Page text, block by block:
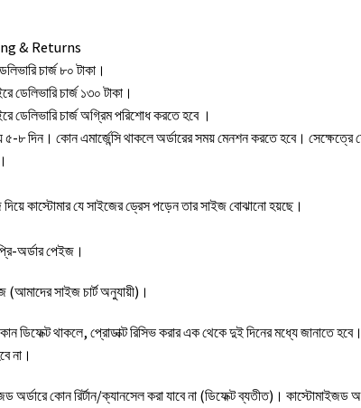
& Returns
চার্জ ৮০ টাকা।
ডেলিভারি চার্জ ১৩০ টাকা।
ডেলিভারি চার্জ অগ্রিম পরিশোধ করতে হবে ।
৫-৮ দিন। কোন এমার্জেন্সি থাকলে অর্ডারের সময় মেনশন করতে হবে।
কাস্টোমার যে সাইজের ড্রেস পড়েন তার সাইজ বোঝানো হয়ছে।
অর্ডার পেইজ।
(আমাদের সাইজ চার্ট অনুযায়ী)।
ডিফেক্ট থাকলে, প্রোডাক্ট রিসিভ করার এক থেকে দুই দিনের মধ্যে জানাতে
না।
অর্ডারে কোন রির্টান/ক্যানসেল করা যাবে না (ডিফেক্ট ব্যতীত)। কাস্টোমাইজড